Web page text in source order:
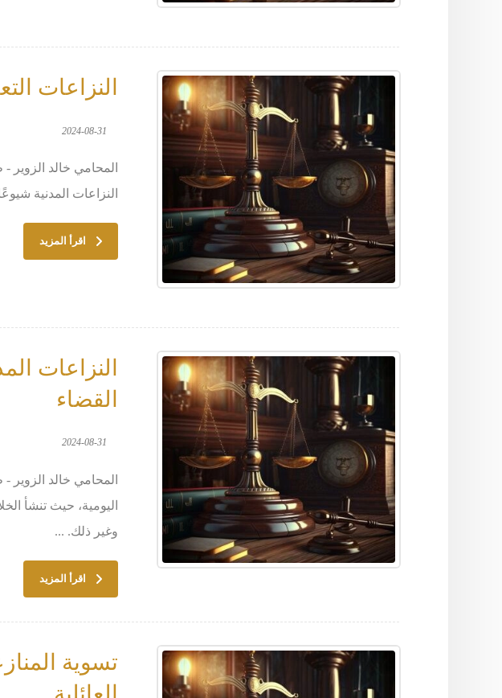
النزاعات
2024-08-31
النزاعات المدنية
اقرأ المزيد
النزاعات
القضاء
2024-08-31
اليومية، حيث تنشأ
وغير ذلك. ...
اقرأ المزيد
تسوية